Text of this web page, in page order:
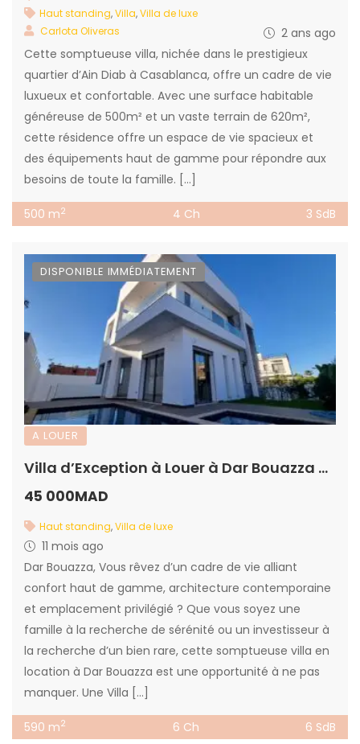
Haut standing,Villa,Villa de luxe
Carlota Oliveras
2 ans ago
Cette somptueuse villa, nichée dans le prestigieux
quartier d’Ain Diab à Casablanca, offre un cadre de vie
luxueux et confortable. Avec une surface habitable
généreuse de 500m² et un vaste terrain de 620m²,
cette résidence offre un espace de vie spacieux et
des équipements haut de gamme pour répondre aux
besoins de toute la famille. […]
500 m2 4 Ch 3 SdB
DISPONIBLE IMMÉDIATEMENT
A LOUER
Villa d’Exception à Louer à Dar Bouazza – À Deux Pas de la Plage
45 000MAD
Haut standing,Villa de luxe
11 mois ago
Dar Bouazza, Vous rêvez d’un cadre de vie alliant
confort haut de gamme, architecture contemporaine
et emplacement privilégié ? Que vous soyez une
famille à la recherche de sérénité ou un investisseur à
la recherche d’un bien rare, cette somptueuse villa en
location à Dar Bouazza est une opportunité à ne pas
manquer. Une Villa […]
590 m2 6 Ch 6 SdB